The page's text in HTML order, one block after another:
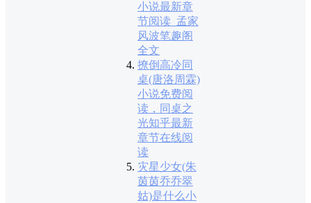
小说最新章
节阅读_孟家
风波笔趣阁
全文
撩倒高冷同
桌(唐洛周霖)
小说免费阅
读，同桌之
光知乎最新
章节在线阅
读
灾星少女(朱
茵茵乔乔翠
姑)是什么小